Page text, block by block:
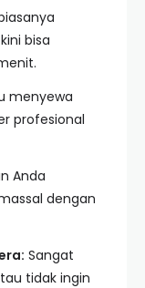
bisa
menyewa
profesional
Anda
dengan
Sangat
tidak ingin